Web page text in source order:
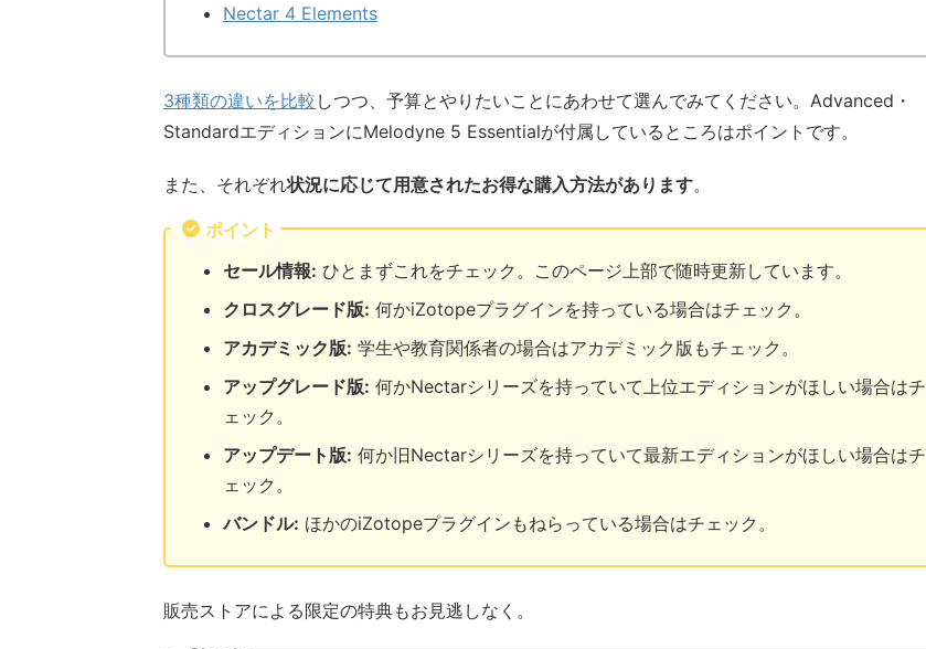
Nectar 4 Elements
3種類の違いを比較 しつつ、予算とやりたいことにあわせて選んでみてください。Advanced・
StandardエディションにMelodyne 5 Essentialが付属しているところはポイントです。
また、それぞれ状況に応じて用意されたお得な購入方法があります。
ポイント
セール情報: ひとまずこれをチェック。このページ上部で随時更新しています。
クロスグレード版: 何かiZotopeプラグインを持っている場合はチェック。
アカデミック版: 学生や教育関係者の場合はアカデミック版もチェック。
アップグレード版: 何かNectarシリーズを持っていて上位エディションがほしい場合はチ
ェック。
アップデート版: 何か旧Nectarシリーズを持っていて最新エディションがほしい場合はチ
ェック。
バンドル: ほかのiZotopeプラグインもねらっている場合はチェック。
販売ストアによる限定の特典もお見逃しなく。